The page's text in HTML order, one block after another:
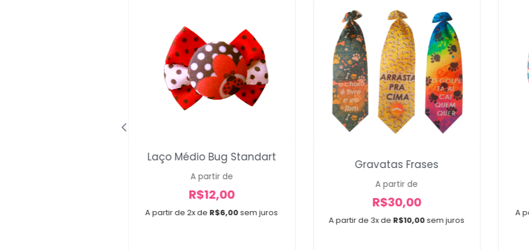
A partir de 2x de R$6,00sem juros
Laço Médio Bug Standart
A partir de
R$12,00
A partir de 3x de R$10,00sem juros
Gravatas Frases
A partir de
R$30,00
A
Voltar